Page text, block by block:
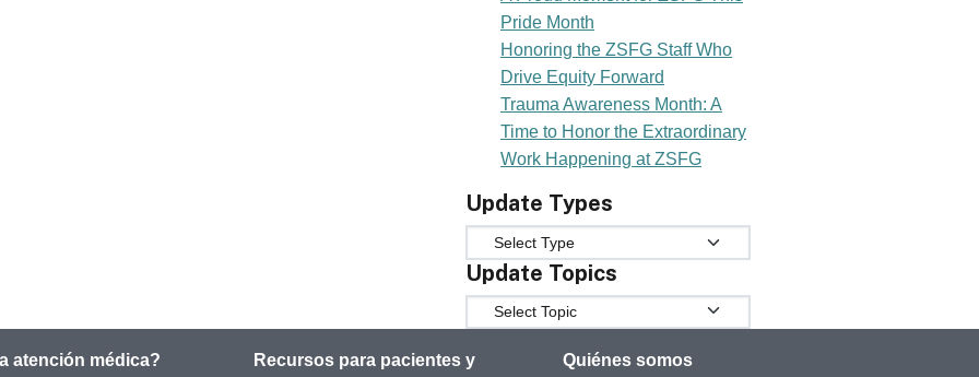
Pride Month
Honoring the ZSFG Staff Who
Drive Equity Forward
Trauma Awareness Month: A
Time to Honor the Extraordinary
Work Happening at ZSFG
Update Types
Update Types
Update Topics
Update Topics
atención médica?
Recursos para pacientes y
Quiénes somos